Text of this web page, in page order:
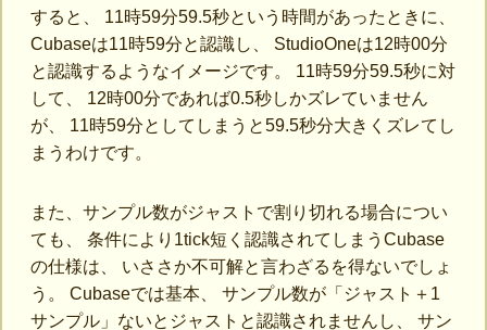
すると、 11時59分59.5秒という時間があったときに、
Cubaseは11時59分と認識し、 StudioOneは12時00分
と認識するようなイメージです。 11時59分59.5秒に対
して、 12時00分であれば0.5秒しかズレていません
が、 11時59分としてしまうと59.5秒分大きくズレてし
まうわけです。
また、サンプル数がジャストで割り切れる場合につい
ても、 条件により1tick短く認識されてしまうCubase
の仕様は、 いささか不可解と言わざるを得ないでしょ
う。 Cubaseでは基本、 サンプル数が「ジャスト＋1
サンプル」ないとジャストと認識されませんし、 サン